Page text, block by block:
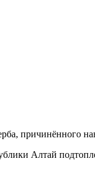
причинённого
Алтай